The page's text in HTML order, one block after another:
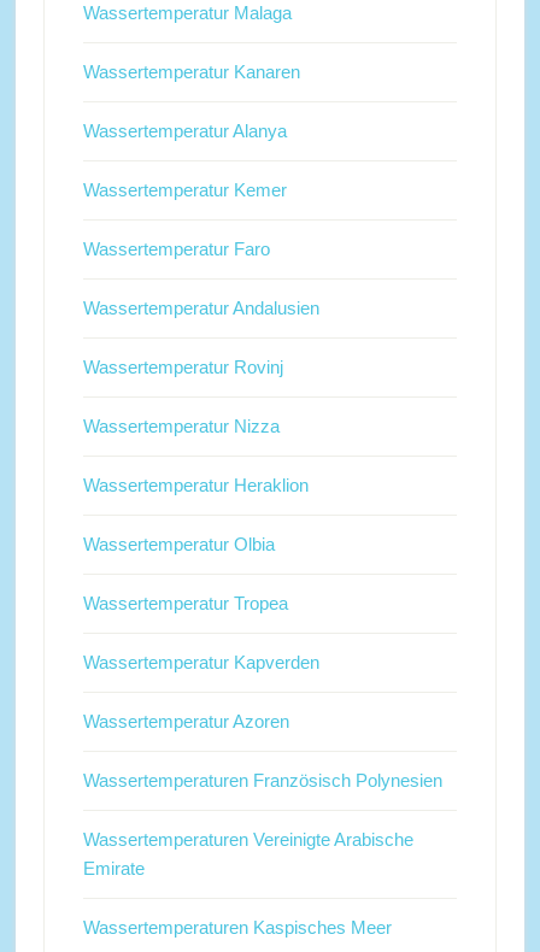
Wassertemperatur Malaga
Wassertemperatur Kanaren
Wassertemperatur Alanya
Wassertemperatur Kemer
Wassertemperatur Faro
Wassertemperatur Andalusien
Wassertemperatur Rovinj
Wassertemperatur Nizza
Wassertemperatur Heraklion
Wassertemperatur Olbia
Wassertemperatur Tropea
Wassertemperatur Kapverden
Wassertemperatur Azoren
Wassertemperaturen Französisch Polynesien
Wassertemperaturen Vereinigte Arabische
Emirate
Wassertemperaturen Kaspisches Meer